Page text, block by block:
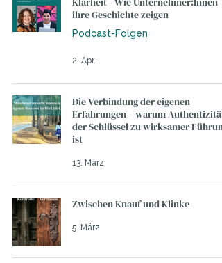
ihre Geschichte zeigen
Podcast-Folgen
2. Apr.
Die Verbindung der eigenen
Erfahrungen – warum Authentizität
der Schlüssel zu wirksamer Führung
ist
13. März
Zwischen Knauf und Klinke
5. März